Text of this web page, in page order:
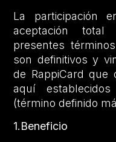
La participación
aceptación
presentes
son definitivos y
de RappiCard que
aquí
(término definido
1.Beneficio